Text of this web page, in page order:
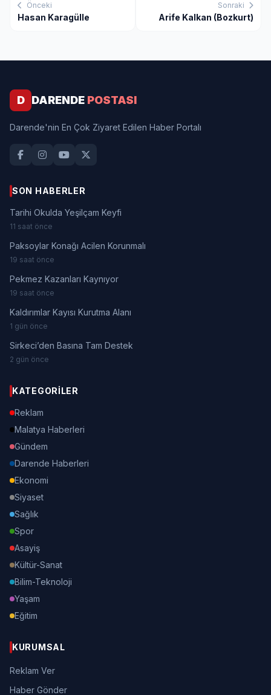
Önceki
Hasan Karagülle
Sonraki
Arife Kalkan (Bozkurt)
D DARENDE POSTASI
Darende'nin En Çok Ziyaret Edilen Haber Portalı
SON HABERLER
Tarihi Okulda Yeşilçam Keyfi
11 saat önce
Paksoylar Konağı Acilen Korunmalı
19 saat önce
Pekmez Kazanları Kaynıyor
19 saat önce
Kaldırımlar Kayısı Kurutma Alanı
1 gün önce
Sirkeci’den Basına Tam Destek
2 gün önce
KATEGORILER
Reklam
Malatya Haberleri
Gündem
Darende Haberleri
Ekonomi
Siyaset
Sağlık
Spor
Asayiş
Kültür-Sanat
Bilim-Teknoloji
Yaşam
Eğitim
KURUMSAL
Reklam Ver
Haber Gönder